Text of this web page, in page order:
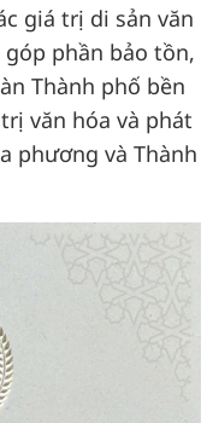
giá trị di sản văn
phần bảo tồn,
Thành phố bền
văn hóa và phát
phương và Thành